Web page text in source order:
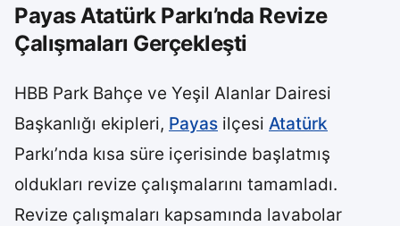
Payas Atatürk Parkı’nda Revize
Çalışmaları Gerçekleşti
HBB Park Bahçe ve Yeşil Alanlar Dairesi
Başkanlığı ekipleri, Payas ilçesi Atatürk
Parkı’nda kısa süre içerisinde başlatmış
oldukları revize çalışmalarını tamamladı.
Revize çalışmaları kapsamında lavabolar